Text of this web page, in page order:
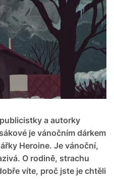
a autorky
je vánočním dárkem
Heroine. Je vánoční,
O rodině, strachu
víte, proč jste je chtěli